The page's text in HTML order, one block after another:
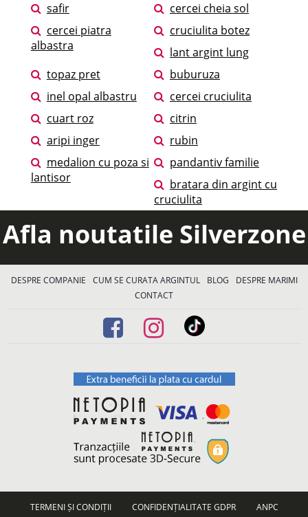
safir
cercei cheia sol
cercei piatra
albastra
cruciulita botez
lant argint lung
topaz pret
buburuza
inel opal albastru
cercei cruciulita
cuart roz
citrin
aripi inger
rubin
medalion cu poza si
lantisor
pandantiv familie
bratara din argint cu
cruciulita
Afla noutatile Silverzone
DESPRE COMPANIE CUM SE CURATA ARGINTUL BLOG
DESPRE MARIMI
CONTACT
TERMENI ȘI CONDIȚII CONFIDENȚIALITATE GDPR
ANPC